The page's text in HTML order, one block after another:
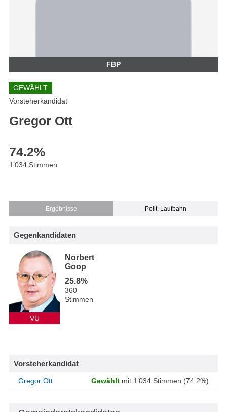
FBP
GEWÄHLT
Vorsteherkandidat
Gregor Ott
74.2%
1’034 Stimmen
Ergebnisse Polit. Laufbahn
Gegenkandidaten
VU
Norbert
Goop
25.8%
360
Stimmen
Vorsteherkandidat
Gregor Ott Gewählt mit 1’034 Stimmen (74.2%)